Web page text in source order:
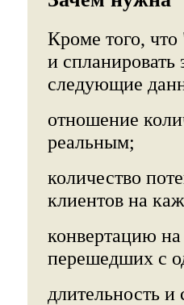
Кроме того, что
и спланировать
следующие
отношение
реальным;
количество
клиентов на
конвертацию
перешедших с
длительность